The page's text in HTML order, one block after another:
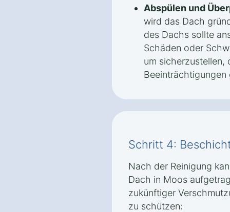
Abspülen und
wird das Dach
des Dachs sollte
Schäden oder
um sicherzustellen,
Beeinträchtigungen
Schritt 4:
Nach der Reinigung
Dach in Moos
zukünftiger
zu schützen: